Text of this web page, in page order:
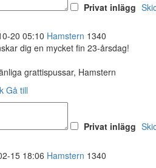
Privat inlägg
20 05:10 Hamstern 1340
dig en mycket fin 23-årsdag!
grattispussar, Hamstern
Gå till
Privat inlägg
15 18:06 Hamstern 1340